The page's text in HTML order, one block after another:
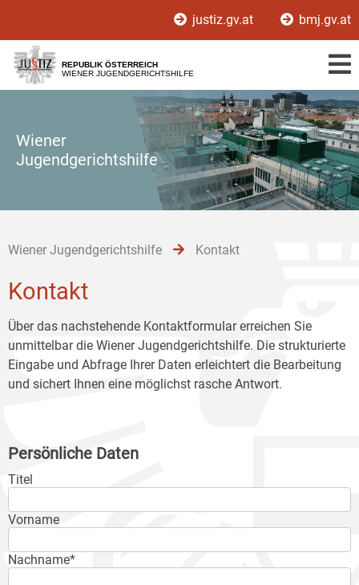
[1]
[2]
[3]
justiz.gv.at bmj.gv.at
REPUBLIK ÖSTERREICH
WIENER JUGENDGERICHTSHILFE
Wiener
Jugendgerichtshilfe
Wiener Jugendgerichtshilfe Kontakt
Kontakt
Über das nachstehende Kontaktformular erreichen Sie
unmittelbar die Wiener Jugendgerichtshilfe. Die strukturierte
Eingabe und Abfrage Ihrer Daten erleichtert die Bearbeitung
und sichert Ihnen eine möglichst rasche Antwort.
Persönliche Daten
Titel
Vorname
Nachname*